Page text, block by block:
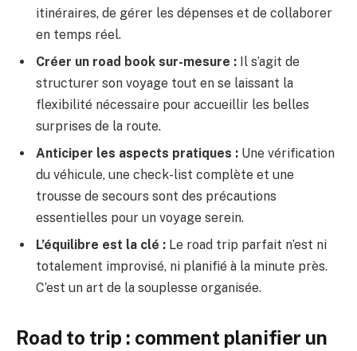
itinéraires, de gérer les dépenses et de collaborer
en temps réel.
Créer un road book sur-mesure : Il s’agit de
structurer son voyage tout en se laissant la
flexibilité nécessaire pour accueillir les belles
surprises de la route.
Anticiper les aspects pratiques : Une vérification
du véhicule, une check-list complète et une
trousse de secours sont des précautions
essentielles pour un voyage serein.
L’équilibre est la clé : Le road trip parfait n’est ni
totalement improvisé, ni planifié à la minute près.
C’est un art de la souplesse organisée.
Road to trip : comment planifier un